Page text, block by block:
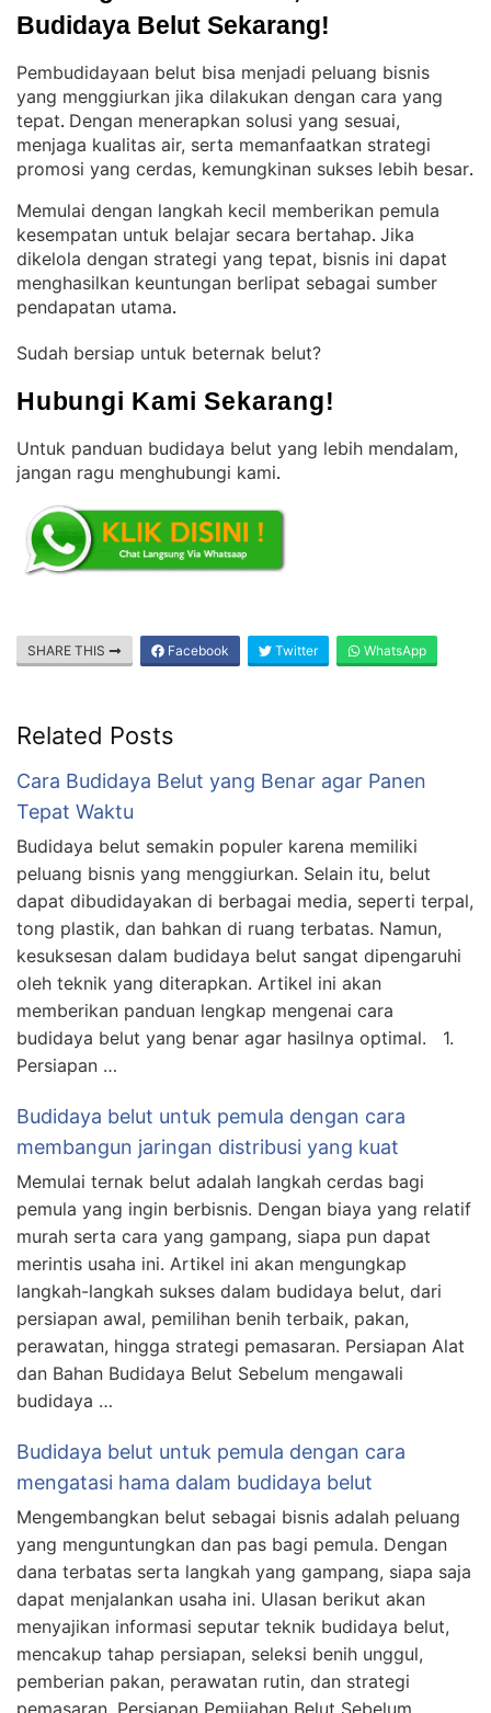
Budidaya Belut Sekarang!
Pembudidayaan belut bisa menjadi peluang bisnis
yang menggiurkan jika dilakukan dengan cara yang
tepat. Dengan menerapkan solusi yang sesuai,
menjaga kualitas air, serta memanfaatkan strategi
promosi yang cerdas, kemungkinan sukses lebih besar.
Memulai dengan langkah kecil memberikan pemula
kesempatan untuk belajar secara bertahap. Jika
dikelola dengan strategi yang tepat, bisnis ini dapat
menghasilkan keuntungan berlipat sebagai sumber
pendapatan utama.
Sudah bersiap untuk beternak belut?
Hubungi Kami Sekarang!
Untuk panduan budidaya belut yang lebih mendalam,
jangan ragu menghubungi kami.
SHARE THIS Facebook Twitter WhatsApp
Related Posts
Cara Budidaya Belut yang Benar agar Panen
Tepat Waktu
Budidaya belut semakin populer karena memiliki
peluang bisnis yang menggiurkan. Selain itu, belut
dapat dibudidayakan di berbagai media, seperti terpal,
tong plastik, dan bahkan di ruang terbatas. Namun,
kesuksesan dalam budidaya belut sangat dipengaruhi
oleh teknik yang diterapkan. Artikel ini akan
memberikan panduan lengkap mengenai cara
budidaya belut yang benar agar hasilnya optimal. 1.
Persiapan …
Budidaya belut untuk pemula dengan cara
membangun jaringan distribusi yang kuat
Memulai ternak belut adalah langkah cerdas bagi
pemula yang ingin berbisnis. Dengan biaya yang relatif
murah serta cara yang gampang, siapa pun dapat
merintis usaha ini. Artikel ini akan mengungkap
langkah-langkah sukses dalam budidaya belut, dari
persiapan awal, pemilihan benih terbaik, pakan,
perawatan, hingga strategi pemasaran. Persiapan Alat
dan Bahan Budidaya Belut Sebelum mengawali
budidaya …
Budidaya belut untuk pemula dengan cara
mengatasi hama dalam budidaya belut
Mengembangkan belut sebagai bisnis adalah peluang
yang menguntungkan dan pas bagi pemula. Dengan
dana terbatas serta langkah yang gampang, siapa saja
dapat menjalankan usaha ini. Ulasan berikut akan
menyajikan informasi seputar teknik budidaya belut,
mencakup tahap persiapan, seleksi benih unggul,
pemberian pakan, perawatan rutin, dan strategi
pemasaran. Persiapan Pemijahan Belut Sebelum